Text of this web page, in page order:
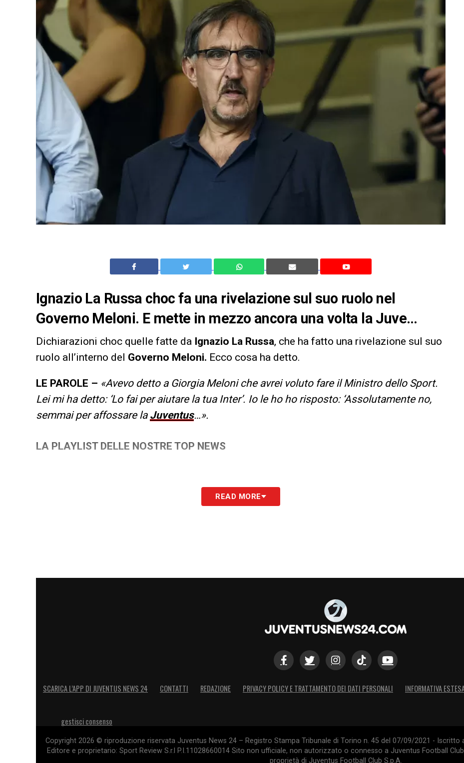
Ignazio La Russa choc fa una rivelazione sul suo ruolo nel
Governo Meloni. E mette in mezzo ancora una volta la Juve…
Dichiarazioni choc quelle fatte da Ignazio La Russa, che ha fatto una rivelazione sul suo
ruolo all’interno del Governo Meloni. Ecco cosa ha detto.
LE PAROLE – «Avevo detto a Giorgia Meloni che avrei voluto fare il Ministro dello Sport.
Lei mi ha detto: ‘Lo fai per aiutare la tua Inter’. Io le ho ho risposto: ‘Assolutamente no,
semmai per affossare la Juventus…».
LA PLAYLIST DELLE NOSTRE TOP NEWS
READ MORE
SCARICA L’APP DI JUVENTUS NEWS 24 CONTATTI REDAZIONE PRIVACY POLICY E TRATTAMENTO DEI DATI PERSONALI INFORMATIVA
gestisci consenso
Copyright 2026 © riproduzione riservata Juventus News 24 – Registro Stampa Tribunale di Torino n. 45 del 07/09/2021 - Iscritto
Editore e proprietario: Sport Review S.r.l P.I.11028660014 Sito non ufficiale, non autorizzato o connesso a Juventus Football
proprietà di Juventus Football Club S.p.A.